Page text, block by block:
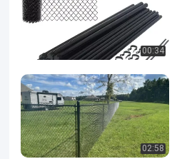
00:34
02:58